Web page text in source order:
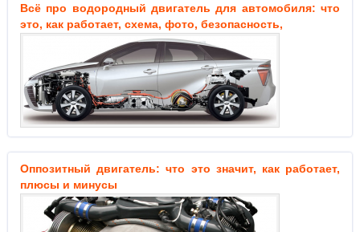
Всё про водородный двигатель для автомобиля: что
это, как работает, схема, фото, безопасность,
Оппозитный двигатель: что это значит, как работает,
плюсы и минусы